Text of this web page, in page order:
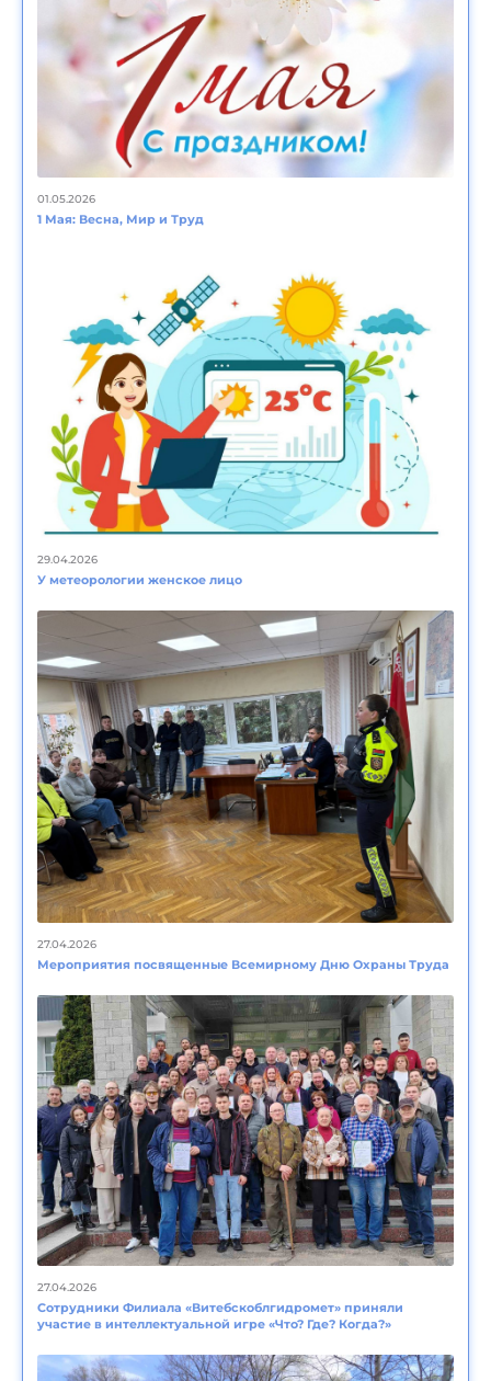
01.05.2026
1 Мая: Весна, Мир и Труд
29.04.2026
У метеорологии женское лицо
27.04.2026
Мероприятия посвященные Всемирному Дню Охраны Труда
27.04.2026
Сотрудники Филиала «Витебскоблгидромет» приняли
участие в интеллектуальной игре «Что? Где? Когда?»